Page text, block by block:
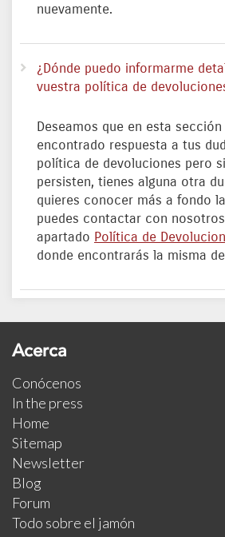
nuevamente.
¿Dónde puedo informarme
vuestra política de
Deseamos que en esta
encontrado respuesta a tus
política de devoluciones pero
persisten, tienes alguna otra
quieres conocer más a fondo
puedes contactar con
apartado Política de
donde encontrarás la misma
Acerca
Conócenos
In the press
Home
Sitemap
Newsletter
Blog
Forum
Todo sobre el jamón